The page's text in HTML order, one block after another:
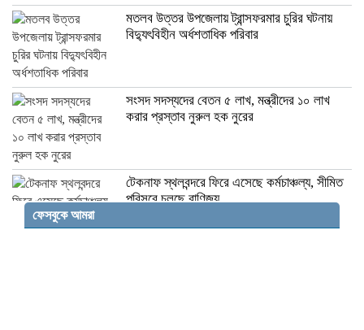
মতলব উত্তর উপজেলায় ট্রান্সফরমার চুরির ঘটনায়
বিদ্যুৎবিহীন অর্ধশতাধিক পরিবার
সংসদ সদস্যদের বেতন ৫ লাখ, মন্ত্রীদের ১০ লাখ
করার প্রস্তাব নুরুল হক নুরের
টেকনাফ স্থলবন্দরে ফিরে এসেছে কর্মচাঞ্চল্য, সীমিত
পরিসরে চলছে বাণিজ্য
ফেসবুকে আমরা